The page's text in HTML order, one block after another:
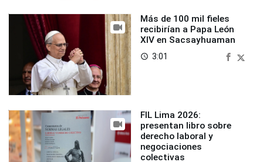
Más de 100 mil fieles
recibirían a Papa León
XIV en Sacsayhuaman
access_time 3:01
FIL Lima 2026:
presentan libro sobre
derecho laboral y
negociaciones
colectivas